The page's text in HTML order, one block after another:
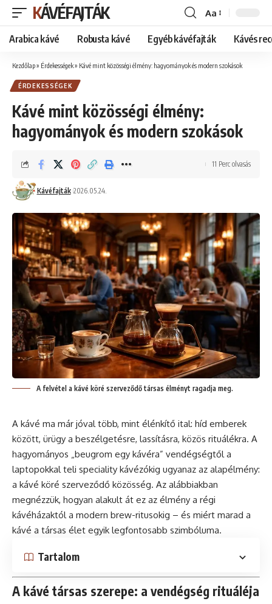
KÁVÉFAJTÁK
Font
Resizer
Aa
Arabica kávé Robusta kávé Egyéb kávéfajták Kávés
Kezdőlap» Érdekességek» Kávé mint közösségi élmény: hagyományok és modern szokások
ÉRDEKESSÉGEK
Kávé mint közösségi élmény:
hagyományok és modern szokások
Kávéfajták 2026.05.24.
11 Perc olvasás
A felvétel a kávé köré szerveződő társas élményt ragadja meg.
A kávé ma már jóval több, mint élénkítő ital: híd emberek
között, ürügy a beszélgetésre, lassításra, közös rituálékra. A
hagyományos „beugrom egy kávéra” vendégségtől a
laptopokkal teli speciality kávézókig ugyanaz az alapélmény:
a kávé köré szerveződő közösség. Az alábbiakban
megnézzük, hogyan alakult át ez az élmény a régi
kávéházaktól a modern brew-ritusokig – és miért marad a
kávé a társas élet egyik legfontosabb szimbóluma.
Tartalom
A kávé társas szerepe: a vendégség rituáléja